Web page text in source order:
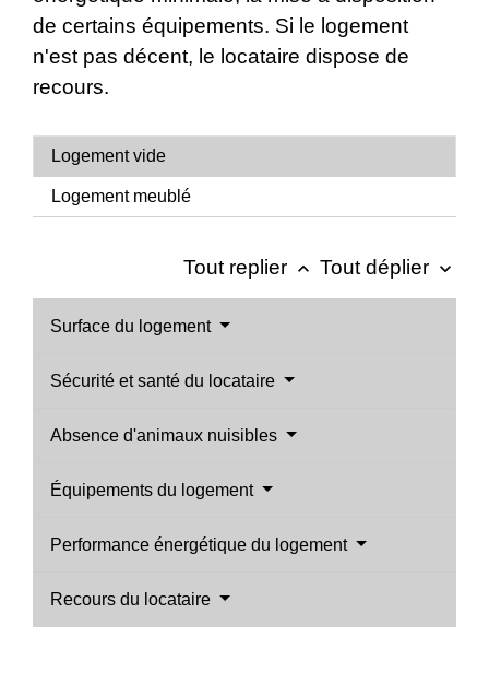
de certains équipements. Si le logement
n'est pas décent, le locataire dispose de
recours.
Logement vide
Logement meublé
Tout replier keyboard_arrow_up Tout déplier keyboard_arrow_down
Surface du logement
Sécurité et santé du locataire
Absence d'animaux nuisibles
Équipements du logement
Performance énergétique du logement
Recours du locataire